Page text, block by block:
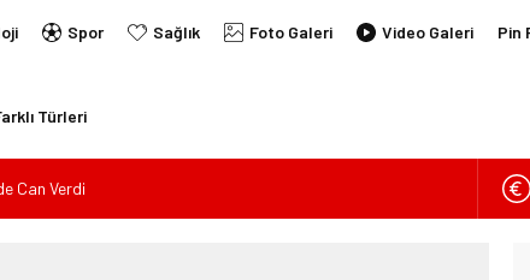
Spor Sağlık Foto Galeri Video Galeri Pin
Türleri
Can Verdi
tüpünün patlaması sonucu hayatını kaybeden biri bebek 2 kişi